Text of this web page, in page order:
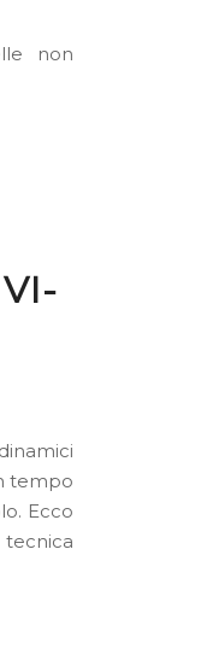
non
tempo
Ecco